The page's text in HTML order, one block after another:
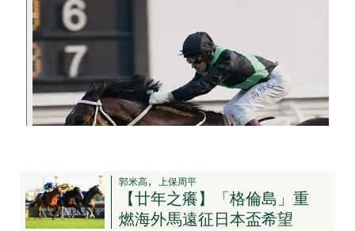
郭米高, 上保周平
【廿年之癢】「格倫島」重
燃海外馬遠征日本盃希望